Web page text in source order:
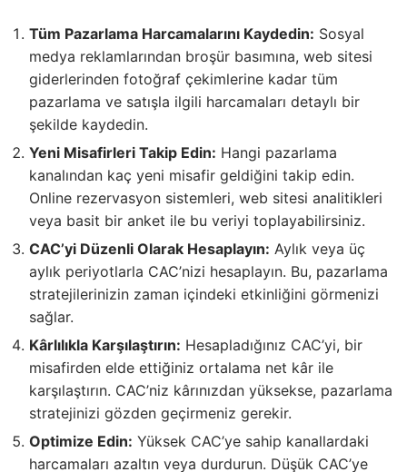
Tüm Pazarlama Harcamalarını Kaydedin: Sosyal
medya reklamlarından broşür basımına, web sitesi
giderlerinden fotoğraf çekimlerine kadar tüm
pazarlama ve satışla ilgili harcamaları detaylı bir
şekilde kaydedin.
Yeni Misafirleri Takip Edin: Hangi pazarlama
kanalından kaç yeni misafir geldiğini takip edin.
Online rezervasyon sistemleri, web sitesi analitikleri
veya basit bir anket ile bu veriyi toplayabilirsiniz.
CAC’yi Düzenli Olarak Hesaplayın: Aylık veya üç
aylık periyotlarla CAC’nizi hesaplayın. Bu, pazarlama
stratejilerinizin zaman içindeki etkinliğini görmenizi
sağlar.
Kârlılıkla Karşılaştırın: Hesapladığınız CAC’yi, bir
misafirden elde ettiğiniz ortalama net kâr ile
karşılaştırın. CAC’niz kârınızdan yüksekse, pazarlama
stratejinizi gözden geçirmeniz gerekir.
Optimize Edin: Yüksek CAC’ye sahip kanallardaki
harcamaları azaltın veya durdurun. Düşük CAC’ye